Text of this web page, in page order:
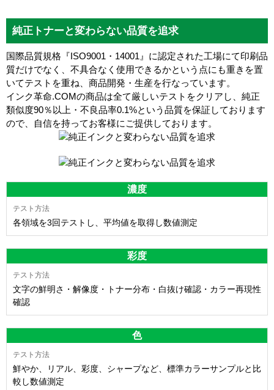
純正トナーと変わらない品質を追求
国際品質規格『ISO9001・14001』に認定された工場にて印刷品
質だけでなく、不具合なく使用できるかという点にも重きを置
いてテストを重ね、商品開発・生産を行なっています。
インク革命.COMの商品は全て厳しいテストをクリアし、 純正
類似度90％以上・不良品率0.1%という品質を保証しております
ので、自信を持ってお客様にご提供しております。
濃度
各領域を3回テストし、平均値を取得し数値測定
彩度
文字の鮮明さ・解像度・トナー分布・白抜け確認・カラー再現性
確認
色
鮮やか、リアル、彩度、シャープなど、標準カラーサンプルと比
較し数値測定